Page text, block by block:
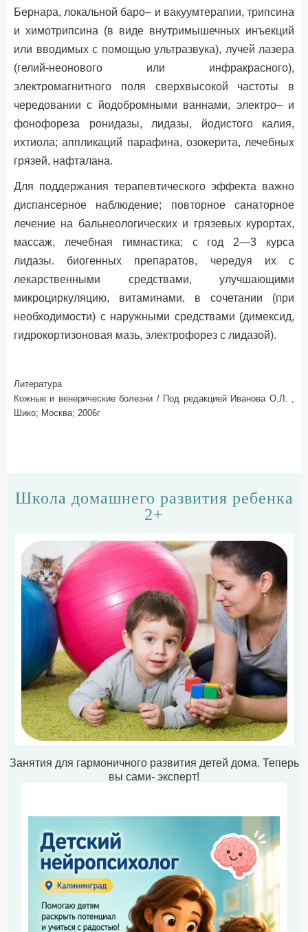
Бернара, локальной баро– и вакуумтерапии, трипсина
и химотрипсина (в виде внутримышечных инъекций
или вводимых с помощью ультразвука), лучей лазера
(гелий-неонового или инфракрасного),
электромагнитного поля сверхвысокой частоты в
чередовании с йодобромными ваннами, электро– и
фонофореза ронидазы, лидазы, йодистого калия,
ихтиола; аппликаций парафина, озокерита, лечебных
грязей, нафталана.
Для поддержания терапевтического эффекта важно
диспансерное наблюдение; повторное санаторное
лечение на бальнеологических и грязевых курортах,
массаж, лечебная гимнастика; с год 2—3 курса
лидазы. биогенных препаратов, чередуя их с
лекарственными средствами, улучшающими
микроциркуляцию, витаминами, в сочетании (при
необходимости) с наружными средствами (димексид,
гидрокортизоновая мазь, электрофорез с лидазой).
Литература
Кожные и венерические болезни / Под редакцией Иванова О.Л. ,
Шико; Москва; 2006г
Школа домашнего развития ребенка
2+
Занятия для гармоничного развития детей дома. Теперь
вы сами- эксперт!